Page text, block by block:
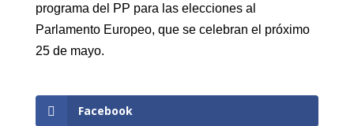
programa del PP para las elecciones al
Parlamento Europeo, que se celebran el próximo
25 de mayo.
Facebook